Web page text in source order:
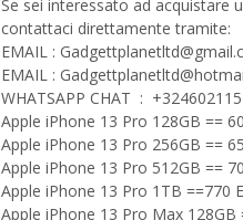
Se sei interessato ad acquistare
contattaci direttamente tramite:
EMAIL :
EMAIL :
WHATSAPP CHAT :
Apple iPhone 13 Pro 128GB ==
Apple iPhone 13 Pro 256GB ==
Apple iPhone 13 Pro 512GB ==
Apple iPhone 13 Pro 1TB ==770
Apple iPhone 13 Pro Max 128GB